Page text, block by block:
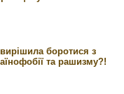
боротися з
та рашизму?!